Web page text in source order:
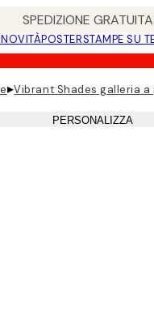
SPEDIZIONE
NOVITÀPOSTERSTAMPE SU
▸Vibrant Shades galleria a
PERSONALIZZA